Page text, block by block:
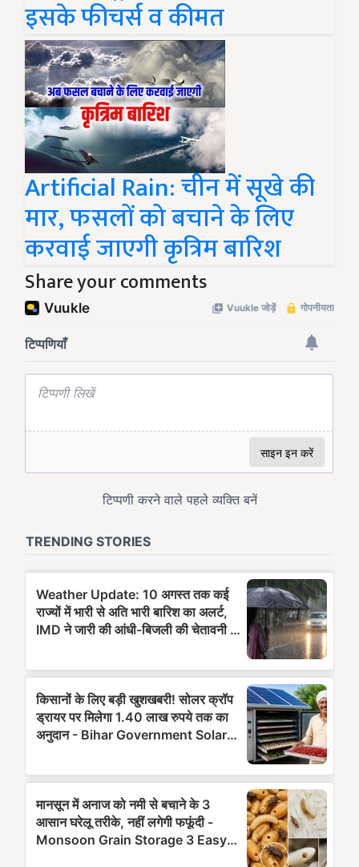
इसके फीचर्स व कीमत
Artificial Rain: चीन में सूखे की
मार, फसलों को बचाने के लिए
करवाई जाएगी कृत्रिम बारिश
Share your comments